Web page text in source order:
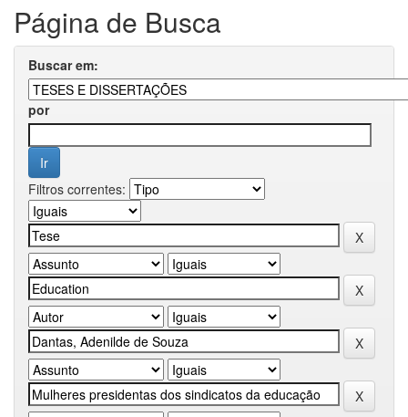
Página de Busca
Buscar em:
por
Filtros correntes: